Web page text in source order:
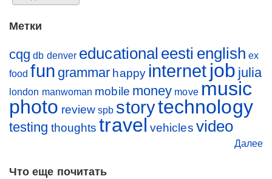
Метки
cqg db denver educational eesti english ex
food fun grammar happy internet job julia
london manwoman mobile money move music
photo review spb storytechnology
testing thoughts travel vehicles video
Далее
Что еще почитать